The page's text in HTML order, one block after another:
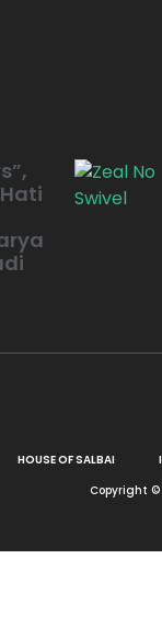
HOUSE OF SALBAI
Copyright ©